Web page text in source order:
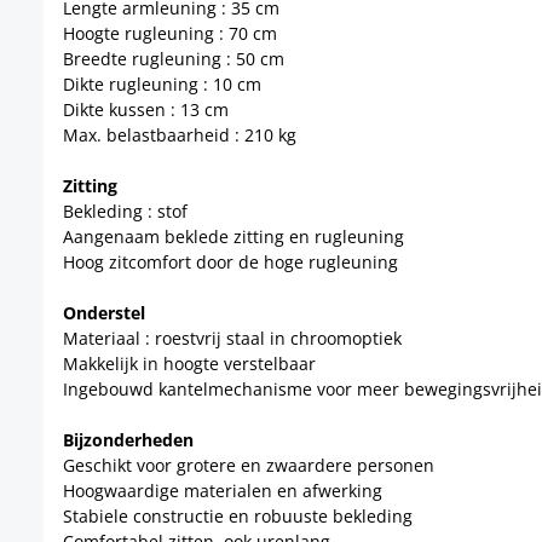
Lengte armleuning : 35 cm
Hoogte rugleuning : 70 cm
Breedte rugleuning : 50 cm
Dikte rugleuning : 10 cm
Dikte kussen : 13 cm
Max. belastbaarheid : 210 kg
Zitting
Bekleding : stof
Aangenaam beklede zitting en rugleuning
Hoog zitcomfort door de hoge rugleuning
Onderstel
Materiaal : roestvrij staal in chroomoptiek
Makkelijk in hoogte verstelbaar
Ingebouwd kantelmechanisme voor meer
Bijzonderheden
Geschikt voor grotere en zwaardere personen
Hoogwaardige materialen en afwerking
Stabiele constructie en robuuste bekleding